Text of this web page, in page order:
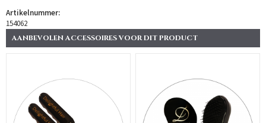
Artikelnummer:
154062
AANBEVOLEN ACCESSOIRES VOOR DIT PRODUCT